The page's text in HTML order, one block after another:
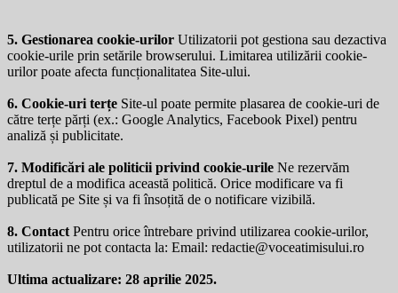
5. Gestionarea cookie-urilor Utilizatorii pot gestiona sau dezactiva
cookie-urile prin setările browserului. Limitarea utilizării cookie-
urilor poate afecta funcționalitatea Site-ului.
6. Cookie-uri terțe Site-ul poate permite plasarea de cookie-uri de
către terțe părți (ex.: Google Analytics, Facebook Pixel) pentru
analiză și publicitate.
7. Modificări ale politicii privind cookie-urile Ne rezervăm
dreptul de a modifica această politică. Orice modificare va fi
publicată pe Site și va fi însoțită de o notificare vizibilă.
8. Contact Pentru orice întrebare privind utilizarea cookie-urilor,
utilizatorii ne pot contacta la: Email: redactie@voceatimisului.ro
Ultima actualizare: 28 aprilie 2025.